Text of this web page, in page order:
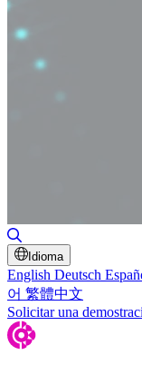
Idioma
English Deutsch
어 繁體中文
Solicitar una